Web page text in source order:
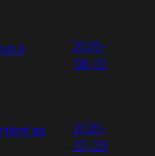
a
2026-
08-01
az
2026-
07-29